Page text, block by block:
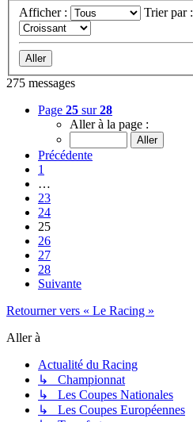
Afficher :
Trier par :
275 messages
Page 25 sur28
Aller à la page :
Précédente
1
…
23
24
25
26
27
28
Suivante
Retourner vers « Le Racing »
Aller à
Actualité du Racing
↳ Championnat
↳ Les Coupes Nationales
↳ Les Coupes Européennes